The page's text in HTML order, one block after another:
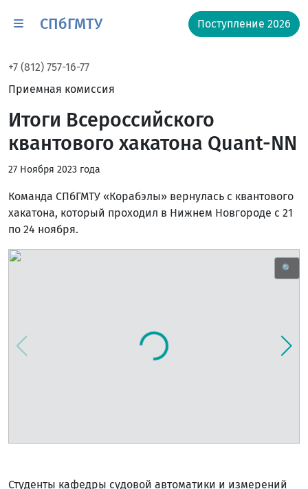
СПбГМТУ Поступление 2026
+7 (812) 757-16-77
Приемная комиссия
Итоги Всероссийского
квантового хакатона Quant-NN
27 Ноября 2023 года
Команда СПбГМТУ «Корабэлы» вернулась с квантового
хакатона, который проходил в Нижнем Новгороде с 21
по 24 ноября.
🔍
Студенты кафедры судовой автоматики и измерений